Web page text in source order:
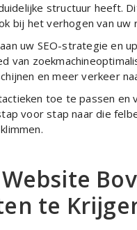
structuur heeft.
bij het verhogen van uw
uw SEO-strategie en
van
en meer verkeer
toe te passen
voor stap naar die
te